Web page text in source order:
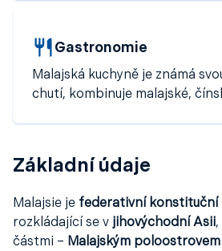
Gastronomie
Malajská kuchyně je známá
chutí, kombinuje malajské,
Základní údaje
Malajsie je federativní konstituční
rozkládající se v jihovýchodní Asii,
částmi – Malajským poloostrovem